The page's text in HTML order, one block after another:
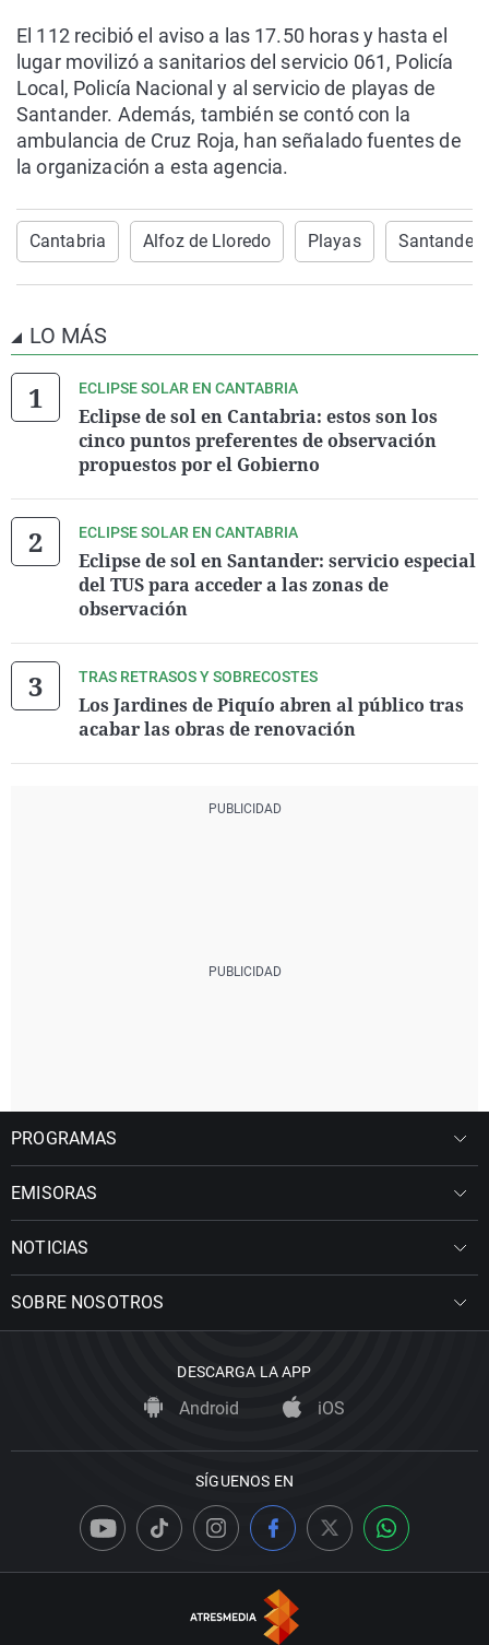
El 112 recibió el aviso a las 17.50 horas y hasta el
lugar movilizó a sanitarios del servicio 061, Policía
Local, Policía Nacional y al servicio de playas de
Santander. Además, también se contó con la
ambulancia de Cruz Roja, han señalado fuentes de
la organización a esta agencia.
Cantabria Alfoz de Lloredo Playas Santander
LO MÁS
ECLIPSE SOLAR EN CANTABRIA
Eclipse de sol en Cantabria: estos son los
cinco puntos preferentes de observación
propuestos por el Gobierno
ECLIPSE SOLAR EN CANTABRIA
Eclipse de sol en Santander: servicio especial
del TUS para acceder a las zonas de
observación
TRAS RETRASOS Y SOBRECOSTES
Los Jardines de Piquío abren al público tras
acabar las obras de renovación
PROGRAMAS
EMISORAS
NOTICIAS
SOBRE NOSOTROS
DESCARGA LA APP
Android iOS
SÍGUENOS EN